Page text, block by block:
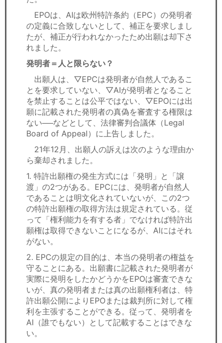
飲食店情報
EPOは、AIは欧州特許条約（EPC）の発明者
の定義に合致しないとして、補正を要求しまし
たが、補正が行われなかったため出願は却下さ
れました。
発明者＝人と限らない？
出願人は、▽EPCは発明者が自然人であるこ
とを要求していない、▽AIが発明者となること
を禁止することは公平ではない、▽EPOには出
願に記載された発明者の真偽を審査する権限は
ない──などとして、法律審判合議体（Legal
Board of Appeal）に上告しました。
21年12月、出願人の訴えは次のような理由か
ら棄却されました。
1. 特許出願権の発生方式には「発明」と「譲
渡」の2つがある。EPCには、発明者が自然人
であることは明文化されていないが、この2つ
の特許出願権の取得方法は規定されている。従
って「権利能力を有する者」でなければ特許出
願権は取得できないことになるが、AIにはそれ
がない。
2. EPCの規定の目的は、本当の発明者の権益を
守ることにある。出願書に記載された発明者が
実際に発明をしたかどうかをEPOは審査できな
いが、真の発明者または真の出願権利者は、特
許出願公開によりEPOまたは裁判所に対して権
利を主張することができる。従って、発明者を
AI（誰でもない）として記載することはできな
い。